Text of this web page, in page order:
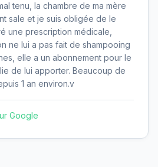
tenu, la chambre de ma mère
sale et je suis obligée de le
une prescription médicale,
ne lui a pas fait de shampooing
elle a un abonnement pour le
de lui apporter. Beaucoup de
1 an environ.v
Google